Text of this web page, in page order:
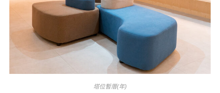
塔位暫厝(年)